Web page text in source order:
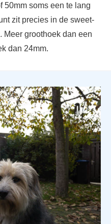
50mm soms een te lang
zit precies in de sweet-
Meer groothoek dan een
dan 24mm.